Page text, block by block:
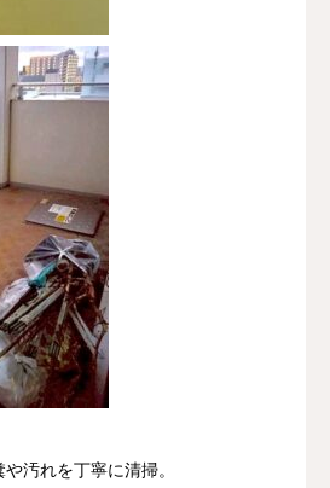
汚れを丁寧に清掃。